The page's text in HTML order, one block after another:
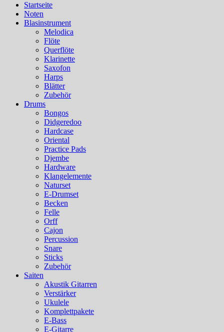
Startseite
Noten
Blasinstrument
Melodica
Flöte
Querflöte
Klarinette
Saxofon
Harps
Blätter
Zubehör
Drums
Bongos
Didgeredoo
Hardcase
Oriental
Practice Pads
Djembe
Hardware
Klangelemente
Naturset
E-Drumset
Becken
Felle
Orff
Cajon
Percussion
Snare
Sticks
Zubehör
Saiten
Akustik Gitarren
Verstärker
Ukulele
Komplettpakete
E-Bass
E-Gitarre